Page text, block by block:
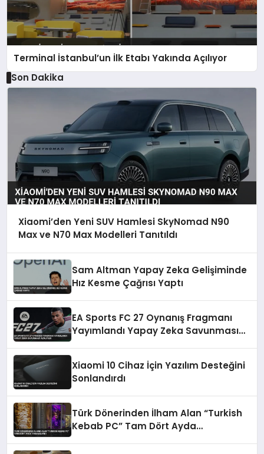
Terminal İstanbul’un İlk Etabı Yakında Açılıyor
Son Dakika
Xiaomi’den Yeni SUV Hamlesi SkyNomad N90
Max ve N70 Max Modelleri Tanıtıldı
Sam Altman Yapay Zeka Gelişiminde
Hız Kesme Çağrısı Yaptı
EA Sports FC 27 Oynanış Fragmanı
Yayımlandı Yapay Zeka Savunması
Xiaomi 10 Cihaz İçin Yazılım Desteğini
Sonlandırdı
Türk Dönerinden İlham Alan “Turkish
Kebab PC” Tam Dört Ayda